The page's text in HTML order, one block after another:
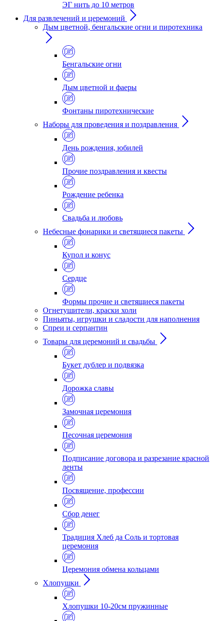
ЭГ нить до 10 метров
Для развлечений и церемоний
Дым цветной, бенгальские огни и пиротехника
Бенгальские огни
Дым цветной и фаеры
Фонтаны пиротехнические
Наборы для проведения и поздравления
День рождения, юбилей
Прочие поздравления и квесты
Рождение ребенка
Свадьба и любовь
Небесные фонарики и светящиеся пакеты
Купол и конус
Сердце
Формы прочие и светящиеся пакеты
Огнетушители, краски холи
Пиньяты, игрушки и сладости для наполнения
Спреи и серпантин
Товары для церемоний и свадьбы
Букет дублер и подвязка
Дорожка славы
Замочная церемония
Песочная церемония
Подписание договора и разрезание красной
ленты
Посвящение, профессии
Сбор денег
Традиция Хлеб да Соль и тортовая
церемония
Церемония обмена кольцами
Хлопушки
Хлопушки 10-20см пружинные